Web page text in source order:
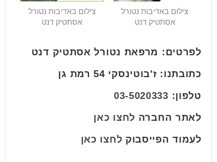
צילום באדיבות נטורל
אסתטיק דנט
צילום באדיבות נטורל
אסתטיק דנט
לפרטים: מרפאת נטורל אסתטיק דנט
כתובתנו: ז'בוטינסקי 54 רמת גן
טלפון: 03-5020333
לאתר החברה לחצו כאן
לעמוד הפייסבוק לחצו כאן